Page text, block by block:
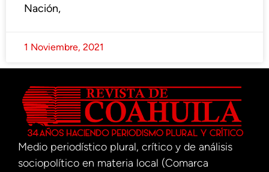
Nación,
1 Noviembre, 2021
Medio periodístico plural, crítico y de análisis
sociopolítico en materia local (Comarca